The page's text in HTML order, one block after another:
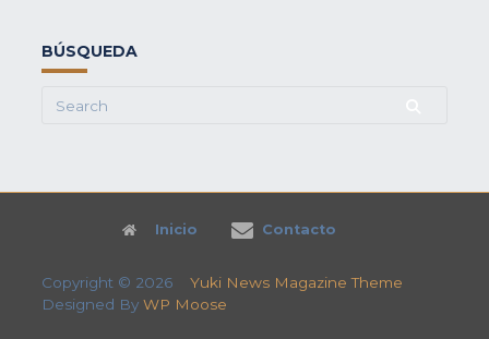
BÚSQUEDA
Search
Inicio Contacto
Copyright © 2026 Yuki News Magazine Theme
Designed By WP Moose